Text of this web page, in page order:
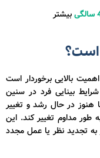
بیشتر
است؟
بالایی برخوردار است
بینایی فرد در سنین
هنوز در حال رشد و تغییر
مداوم تغییر کند. این
به تجدید نظر یا عمل مجدد